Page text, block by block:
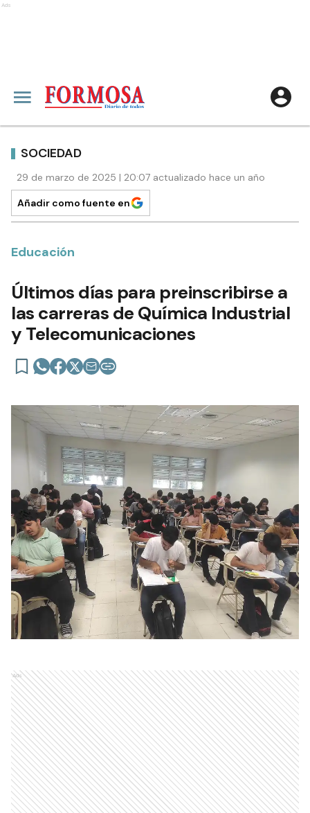
Ads
SOCIEDAD
29 de marzo de 2025 | 20:07 actualizado hace un año
Añadir como fuente en
Educación
Últimos días para preinscribirse a
las carreras de Química Industrial
y Telecomunicaciones
Ads